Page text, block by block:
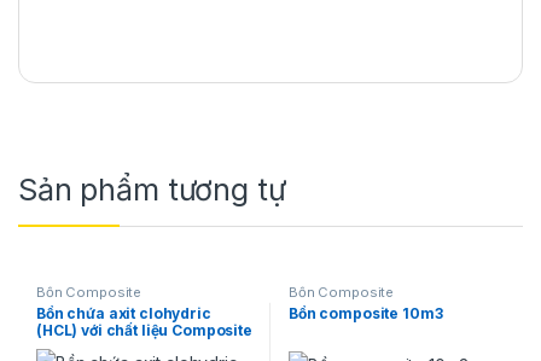
Sản phẩm tương tự
Bồn Composite
Bồn chứa axit clohydric
(HCL) với chất liệu Composite
Bồn Composite
Bồn composite 10m3